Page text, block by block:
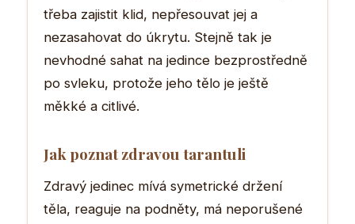
třeba zajistit klid, nepřesouvat jej a
nezasahovat do úkrytu. Stejně tak je
nevhodné sahat na jedince bezprostředně
po svleku, protože jeho tělo je ještě
měkké a citlivé.
Jak poznat zdravou tarantuli
Zdravý jedinec mívá symetrické držení
těla, reaguje na podněty, má neporušené